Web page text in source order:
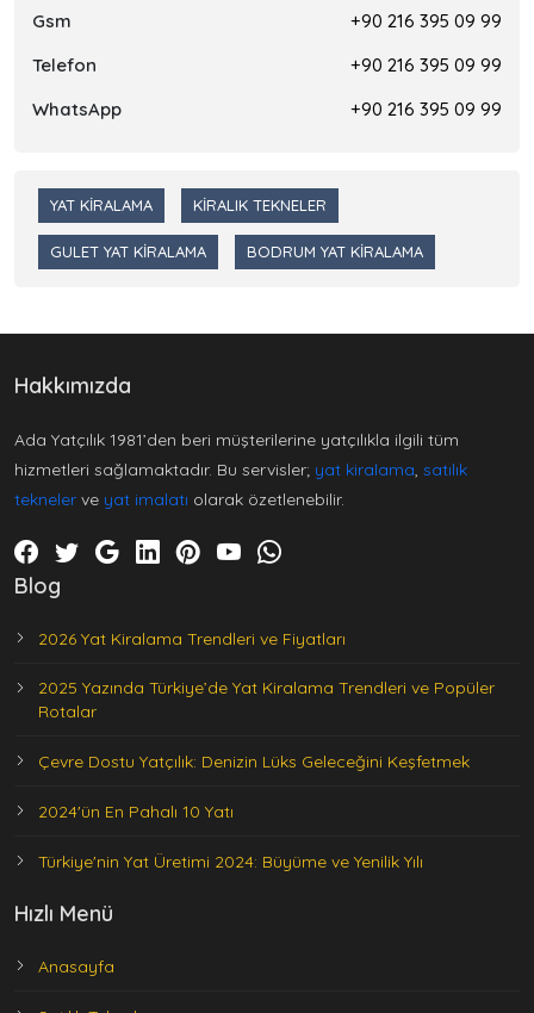
Gsm
+90 216 395 09 99
Telefon
+90 216 395 09 99
WhatsApp
+90 216 395 09 99
YAT KIRALAMA KIRALIK TEKNELER
GULET YAT KIRALAMA BODRUM YAT KIRALAMA
Hakkımızda
Ada Yatçılık 1981’den beri müşterilerine yatçılıkla ilgili tüm
hizmetleri sağlamaktadır. Bu servisler; yat kiralama, satılık
tekneler ve yat imalatı olarak özetlenebilir.
Blog
2026 Yat Kiralama Trendleri ve Fiyatları
2025 Yazında Türkiye’de Yat Kiralama Trendleri ve Popüler
Rotalar
Çevre Dostu Yatçılık: Denizin Lüks Geleceğini Keşfetmek
2024'ün En Pahalı 10 Yatı
Türkiye'nin Yat Üretimi 2024: Büyüme ve Yenilik Yılı
Hızlı Menü
Anasayfa